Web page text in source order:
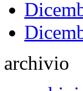
archivio